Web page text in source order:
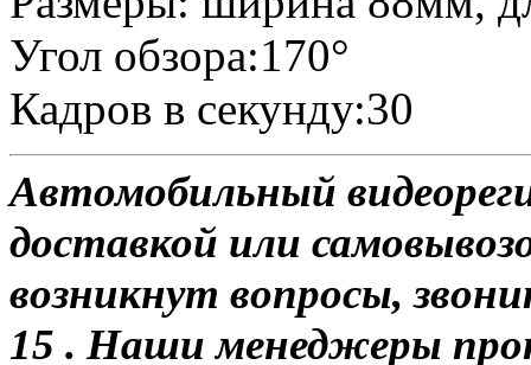
Угол обзора:170°
Кадров в секунду:30
Автомобильный
доставкой или
возникнут вопросы,
15 . Наши менеджеры